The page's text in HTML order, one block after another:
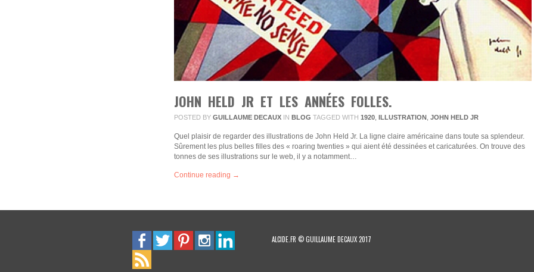
JOHN HELD JR ET LES ANNÉES FOLLES.
POSTED BY GUILLAUME DECAUX IN BLOG TAGGED WITH 1920, ILLUSTRATION , JOHN HELD JR
Quel plaisir de regarder des illustrations de John Held Jr. La ligne claire américaine dans toute sa splendeur.
Sûrement les plus belles filles des « roaring twenties » qui aient été dessinées et caricaturées. On trouve des
tonnes de ses illustrations sur le web, il y a notamment…
Continue reading →
ALCIDE.FR © GUILLAUME DECAUX 2017